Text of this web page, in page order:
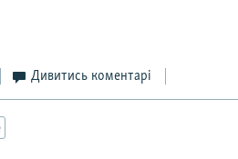
Дивитись коментарі